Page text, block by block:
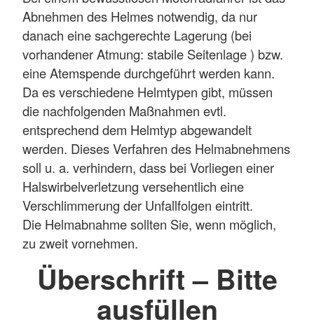
Abnehmen des Helmes notwendig, da nur
danach eine sachgerechte Lagerung (bei
vorhandener Atmung: stabile Seitenlage ) bzw.
eine Atemspende durchgeführt werden kann.
Da es verschiedene Helmtypen gibt, müssen
die nachfolgenden Maßnahmen evtl.
entsprechend dem Helmtyp abgewandelt
werden. Dieses Verfahren des Helmabnehmens
soll u. a. verhindern, dass bei Vorliegen einer
Halswirbelverletzung versehentlich eine
Verschlimmerung der Unfallfolgen eintritt.
Die Helmabnahme sollten Sie, wenn möglich,
zu zweit vornehmen.
Überschrift – Bitte
ausfüllen